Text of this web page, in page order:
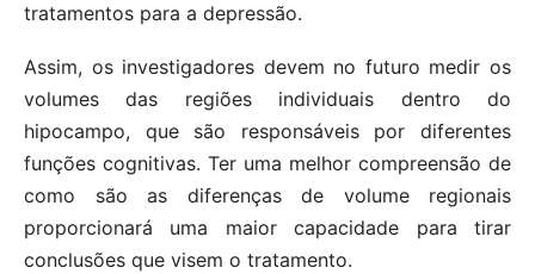
tratamentos para a depressão.
Assim, os investigadores devem no futuro medir os
volumes das regiões individuais dentro do
hipocampo, que são responsáveis ​​por diferentes
funções cognitivas. Ter uma melhor compreensão de
como são as diferenças de volume regionais
proporcionará uma maior capacidade para tirar
conclusões que visem o tratamento.